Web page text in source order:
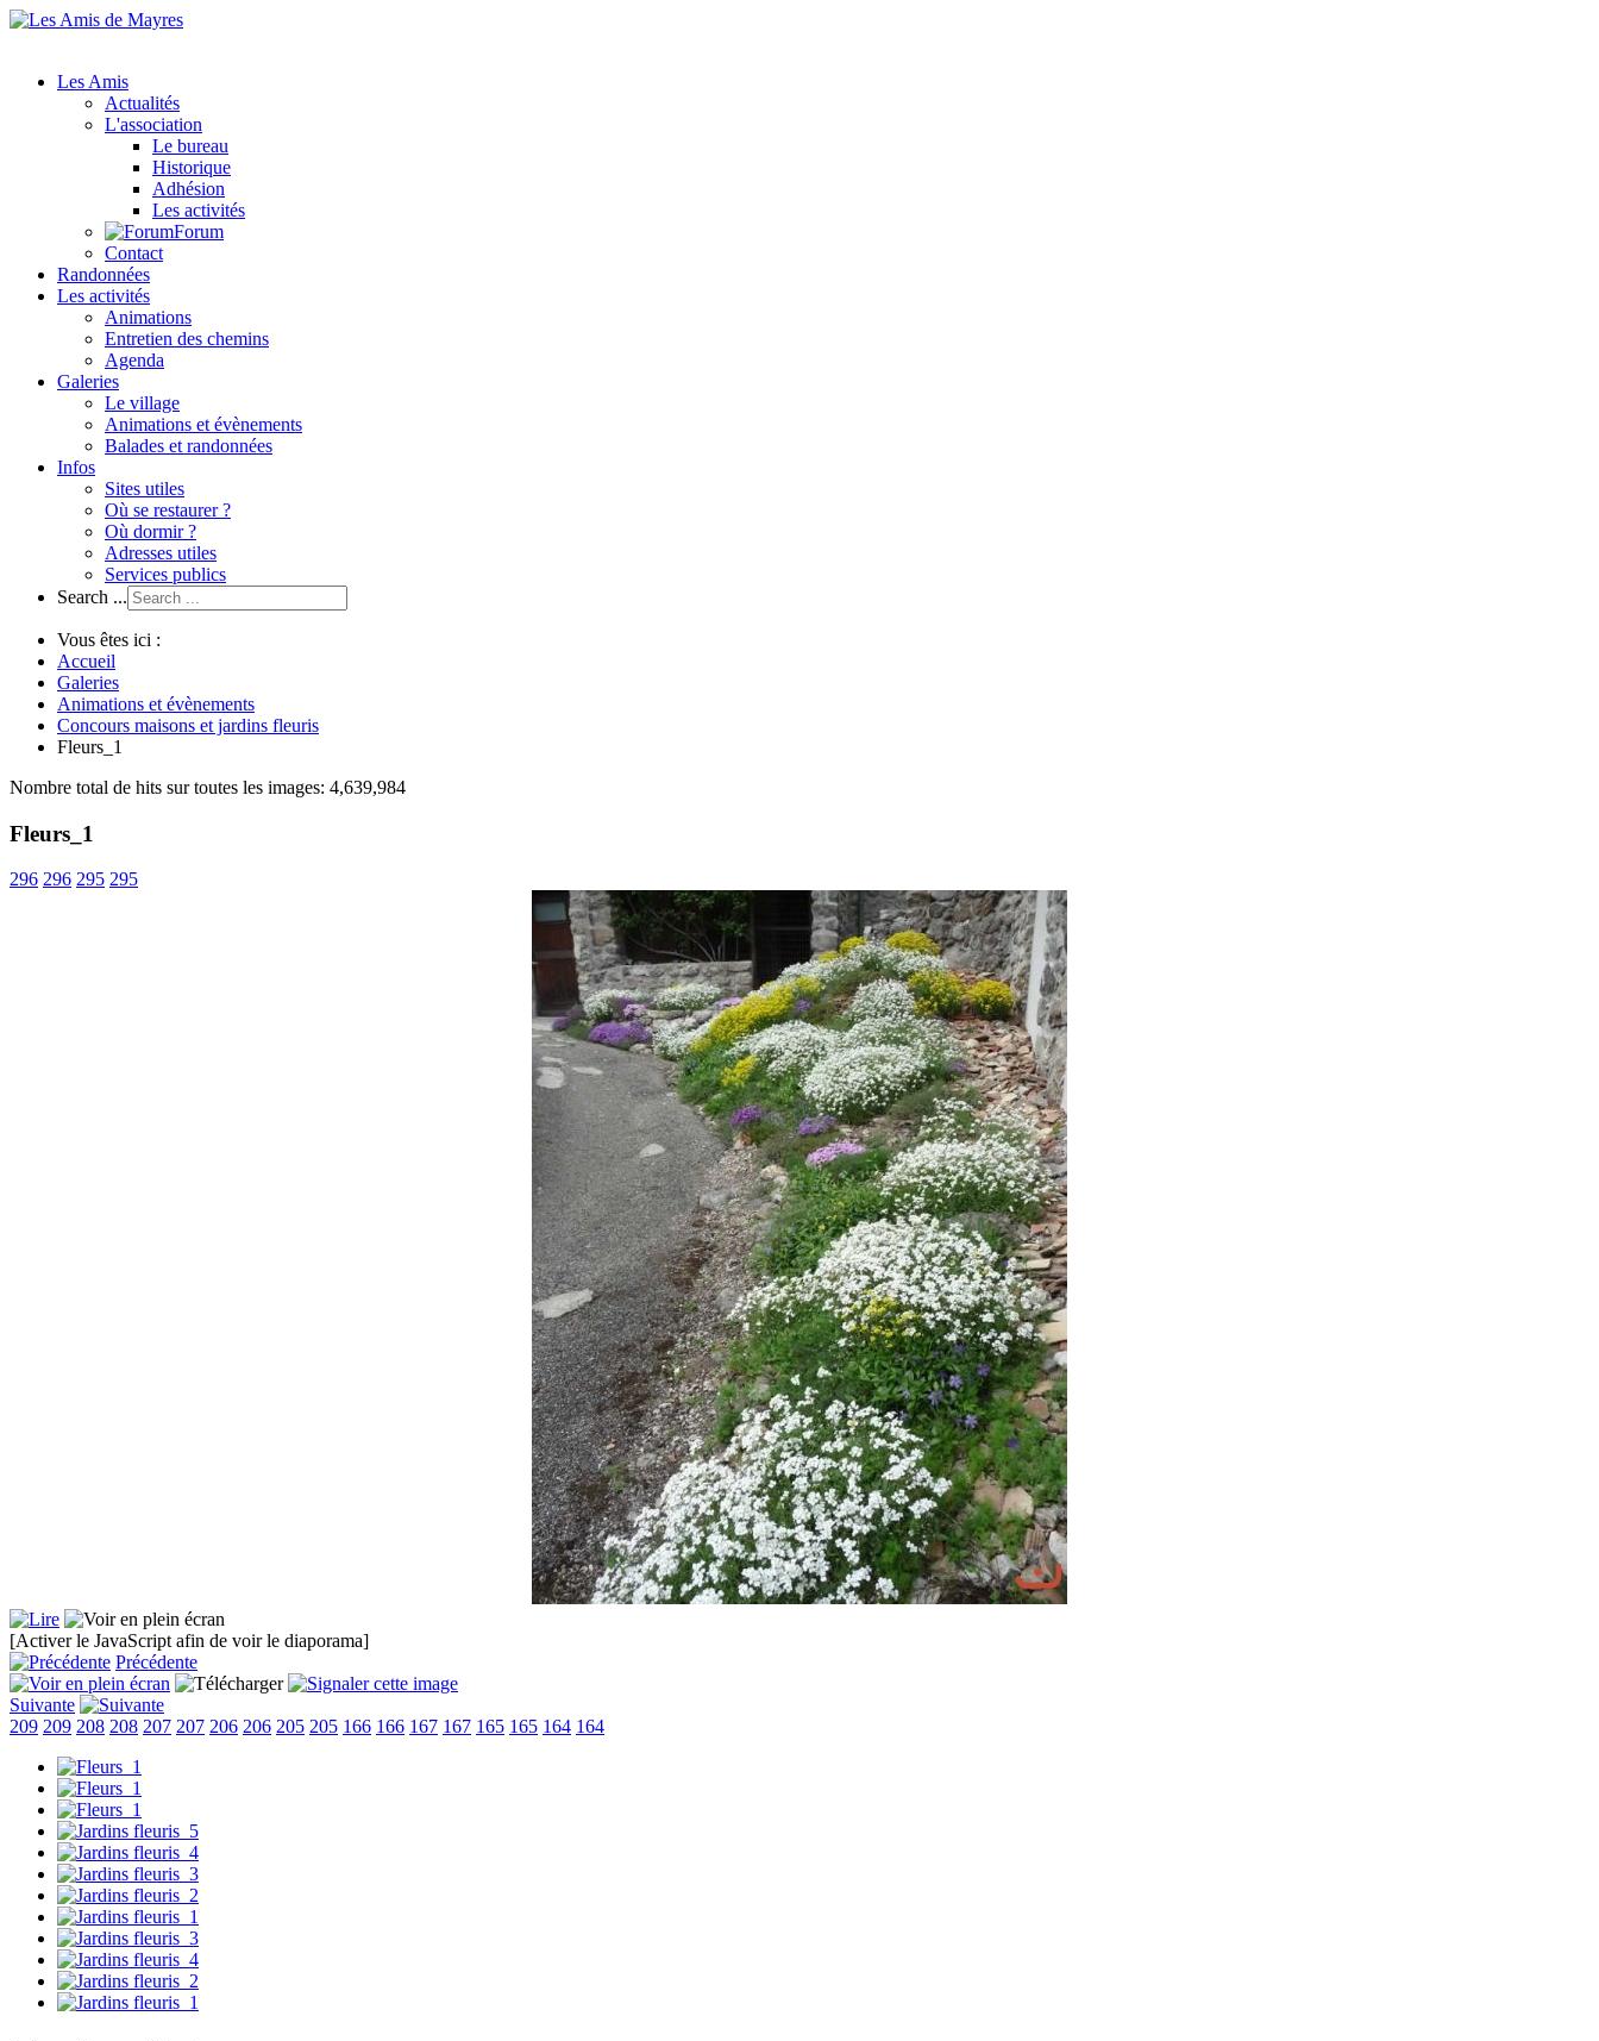
Les Amis
Actualités
L'association
Le bureau
Historique
Adhésion
Les activités
Forum
Contact
Randonnées
Les activités
Animations
Entretien des chemins
Agenda
Galeries
Le village
Animations et évènements
Balades et randonnées
Infos
Sites utiles
Où se restaurer ?
Où dormir ?
Adresses utiles
Services publics
Search ...
Vous êtes ici :
Accueil
Galeries
Animations et évènements
Concours maisons et jardins fleuris
Fleurs_1
Nombre total de hits sur toutes les images: 4,639,984
Fleurs_1
296 296 295 295
[Activer le JavaScript afin de voir le diaporama]
Précédente
Suivante
209 209 208 208 207 207 206 206 205 205 166 166 167 167 165 165 164 164